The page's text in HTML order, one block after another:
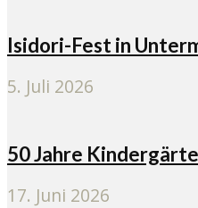
Isidori-Fest in
5. Juli 2026
50 Jahre
17. Juni 2026